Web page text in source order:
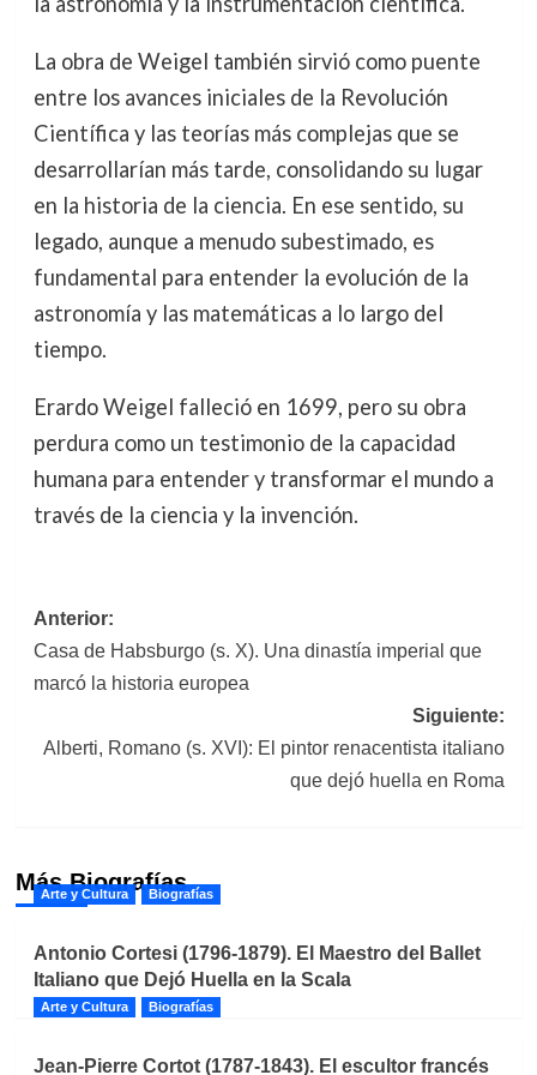
La obra de Weigel también sirvió como puente
entre los avances iniciales de la Revolución
Científica y las teorías más complejas que se
desarrollarían más tarde, consolidando su lugar
en la historia de la ciencia. En ese sentido, su
legado, aunque a menudo subestimado, es
fundamental para entender la evolución de la
astronomía y las matemáticas a lo largo del
tiempo.
Erardo Weigel falleció en 1699, pero su obra
perdura como un testimonio de la capacidad
humana para entender y transformar el mundo a
través de la ciencia y la invención.
Navegación
de
Anterior:
Casa de Habsburgo (s. X). Una dinastía imperial que
marcó la historia europea
Siguiente:
Alberti, Romano (s. XVI): El pintor renacentista italiano
que dejó huella en Roma
Más Biografías
Arte y Cultura Biografías
Antonio Cortesi (1796-1879). El Maestro del Ballet
Italiano que Dejó Huella en la Scala
Arte y Cultura Biografías
Jean-Pierre Cortot (1787-1843). El escultor francés